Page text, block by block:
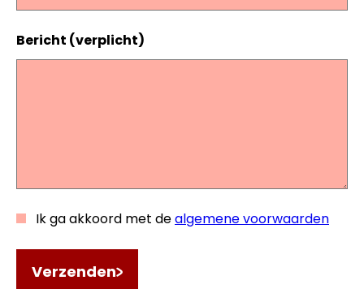
Bericht (verplicht)
Ik ga akkoord met dealgemene voorwaarden
Verzenden